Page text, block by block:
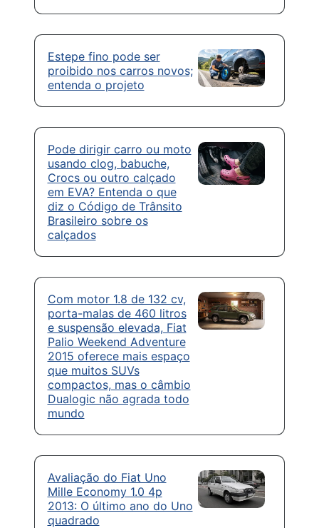
Estepe fino pode ser
proibido nos carros novos;
entenda o projeto
Pode dirigir carro ou moto
usando clog, babuche,
Crocs ou outro calçado
em EVA? Entenda o que
diz o Código de Trânsito
Brasileiro sobre os
calçados
Com motor 1.8 de 132 cv,
porta-malas de 460 litros
e suspensão elevada, Fiat
Palio Weekend Adventure
2015 oferece mais espaço
que muitos SUVs
compactos, mas o câmbio
Dualogic não agrada todo
mundo
Avaliação do Fiat Uno
Mille Economy 1.0 4p
2013: O último ano do Uno
quadrado